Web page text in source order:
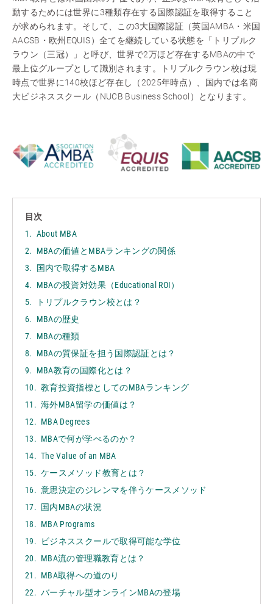
動するためには世界に3種類存在する国際認証を取得すること
が求められます。そして、この3大国際認証（英国AMBA・米国
AACSB・欧州EQUIS）全てを継続している状態を「トリプルク
ラウン（三冠）」と呼び、世界で2万ほど存在するMBAの中で
最上位グループとして識別されます。トリプルクラウン校は現
時点で世界に140校ほど存在し（2025年時点）、国内では名商
大ビジネススクール（NUCB Business School）となります。
目次
About MBA
MBAの価値とMBAランキングの関係
国内で取得するMBA
MBAの投資対効果（Educational ROI）
トリプルクラウン校とは？
MBAの歴史
MBAの種類
MBAの質保証を担う国際認証とは？
MBA教育の国際化とは？
教育投資指標としてのMBAランキング
海外MBA留学の価値は？
MBA Degrees
MBAで何が学べるのか？
The Value of an MBA
ケースメソッド教育とは？
意思決定のジレンマを伴うケースメソッド
国内MBAの状況
MBA Programs
ビジネススクールで取得可能な学位
MBA流の管理職教育とは？
MBA取得への道のり
バーチャル型オンラインMBAの登場